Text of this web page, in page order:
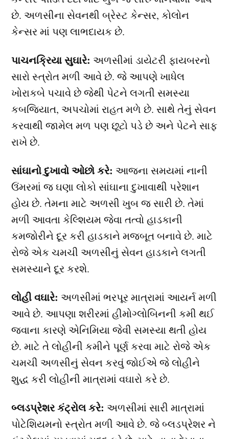
છે. અળસીના સેવનથી બ્રેસ્ટ કેન્સર, કોલોન
કેન્સર માં પણ લાભદાયક છે.
પાચનક્રિયા સુઘારે: અળસીમાં ડાયેટરી ફાયબરનો
સારો સ્ત્રોત મળી આવે છે. જે આપણે ખાધેલ
ખોરાકબે પચાવે છે જેથી પેટને લગતી સમસ્યા
કબજિયાત, અપચોમાં રાહત મળે છે. સાથે તેનું સેવન
કરવાથી જામેલ મળ પણ છૂટો પડે છે અને પેટને સાફ
રાખે છે.
સાંઘાનો દુખાવો ઓછો કરે: આજના સમયમાં નાની
ઉંમરમાં જ ઘણા લોકો સાંઘાના દુખાવાથી પરેશાન
હોય છે. તેમના માટે અળસી ખુબ જ સારી છે. તેમાં
મળી આવતા કેલ્શિયમ જેવા તત્વો હાડકાની
કમજોરીને દૂર કરી હાડકાને મજબૂત બનાવે છે. માટે
રોજે એક ચમચી અળસીનું સેવન હાડકાને લગતી
સમસ્યાને દૂર કરશે.
લોહી વઘારે: અળસીમાં ભરપૂર માત્રામાં આયર્ન મળી
આવે છે. આપણા શરીરમાં હીમોગ્લોબિનની કમી થઈ
જવાના કારણે એનિમિયા જેવી સમસ્યા થતી હોય
છે. માટે તે લોહીની કમીને પૂર્ણ કરવા માટે રોજે એક
ચમચી અળસીનું સેવન કરવું જોઈએ જે લોહીને
શુદ્ધ કરી લોહીની માત્રામાં વઘારો કરે છે.
બ્લડપ્રેશર કંટ્રોલ કરે: અળસીમાં સારી માત્રામાં
પોટેશિયમનો સ્ત્રોત મળી આવે છે. જે બ્લડપ્રેશર ને